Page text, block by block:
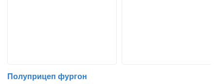
Полуприцеп фургон